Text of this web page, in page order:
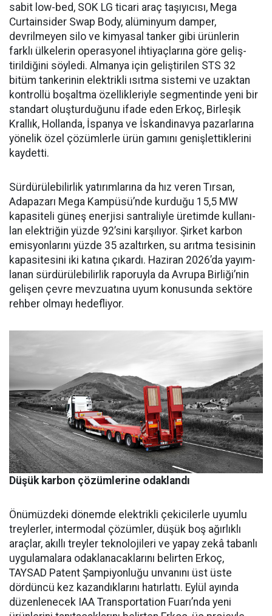
sabit low-bed, SOK LG ticari araç taşıyıcısı, Mega
Curtainsider Swap Body, alüminyum damper,
devrilme­yen silo ve kimyasal tanker gibi ürünlerin
farklı ülkelerin ope­rasyonel ihtiyaçlarına göre geliş­
tirildiğini söyledi. Almanya için geliştirilen STS 32
bitüm tan­kerinin elektrikli ısıtma siste­mi ve uzaktan
kontrollü boşalt­ma özellikleriyle segmentinde yeni bir
standart oluşturduğunu ifade eden Erkoç, Birleşik
Kral­lık, Hollanda, İspanya ve İskan­dinavya pazarlarına
yönelik özel çözümlerle ürün gamını geniş­lettiklerini
kaydetti.
Sürdürülebilirlik yatırımları­na da hız veren Tırsan,
Adapaza­rı Mega Kampüsü’nde kurduğu 15,5 MW
kapasiteli güneş ener­jisi santraliyle üretimde kullanı­
lan elektriğin yüzde 92’sini karşı­lıyor. Şirket karbon
emisyonları­nı yüzde 35 azaltırken, su arıtma tesisinin
kapasitesini iki katına çıkardı. Haziran 2026’da yayım­
lanan sürdürülebilirlik raporuyla da Avrupa Birliği’nin
gelişen çev­re mevzuatına uyum konusunda sektöre
rehber olmayı hedefliyor.
Düşük karbon çözümlerine odaklandı
Önümüzdeki dönemde elektrikli çekicilerle uyumlu
treylerler, intermodal çözümler, düşük boş ağırlıklı
araçlar, akıllı treyler teknolojileri ve yapay zekâ tabanlı
uygulamalara odaklanacaklarını belirten Erkoç,
TAYSAD Patent Şampiyonluğu unvanını üst üste
dördüncü kez kazandıklarını hatırlattı. Eylül ayında
düzenlenecek IAA Transportation Fuarı’nda yeni